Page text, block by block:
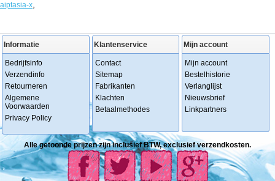
aiptasia-x
Informatie
Bedrijfsinfo
Verzendinfo
Retourneren
Algemene
Voorwaarden
Privacy Policy
Klantenservice
Contact
Sitemap
Fabrikanten
Klachten
Betaalmethodes
Mijn account
Mijn account
Bestelhistorie
Verlanglijst
Nieuwsbrief
Linkpartners
Alle getoonde prijzen zijn inclusief BTW, exclusief verzendkosten.